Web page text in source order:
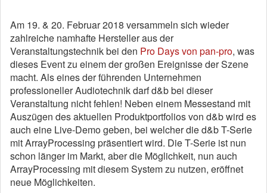
Am 19. & 20. Februar 2018 versammeln sich wieder
zahlreiche namhafte Hersteller aus der
Veranstaltungstechnik bei den Pro Days von pan-pro, was
dieses Event zu einem der großen Ereignisse der Szene
macht. Als eines der führenden Unternehmen
professioneller Audiotechnik darf d&b bei dieser
Veranstaltung nicht fehlen! Neben einem Messestand mit
Auszügen des aktuellen Produktportfolios von d&b wird es
auch eine Live-Demo geben, bei welcher die d&b T-Serie
mit ArrayProcessing präsentiert wird. Die T-Serie ist nun
schon länger im Markt, aber die Möglichkeit, nun auch
ArrayProcessing mit diesem System zu nutzen, eröffnet
neue Möglichkeiten.